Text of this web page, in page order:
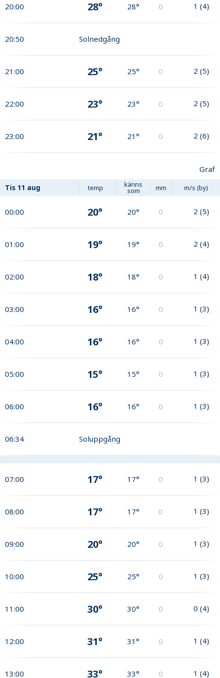
20:00 28° 28° 0 1 (4)
20:50 Solnedgång
21:00 25° 25° 0 2 (5)
22:00 23° 23° 0 2 (5)
23:00 21° 21° 0 2 (6)
Graf
Tis 11 aug temp känns
som mm m/s (by)
00:00 20° 20° 0 2 (5)
01:00 19° 19° 0 2 (4)
02:00 18° 18° 0 1 (4)
03:00 16° 16° 0 1 (3)
04:00 16° 16° 0 1 (3)
05:00 15° 15° 0 1 (3)
06:00 16° 16° 0 1 (3)
06:34 Soluppgång
07:00 17° 17° 0 1 (3)
08:00 17° 17° 0 1 (3)
09:00 20° 20° 0 1 (3)
10:00 25° 25° 0 1 (3)
11:00 30° 30° 0 0 (4)
12:00 31° 31° 0 1 (4)
13:00 33° 33° 0 1 (4)